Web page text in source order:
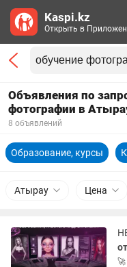
Объявления по
фотографии в
8 объявлений
Образование, курсы
Атырау Цена
Kaspi.kz
Открыть в